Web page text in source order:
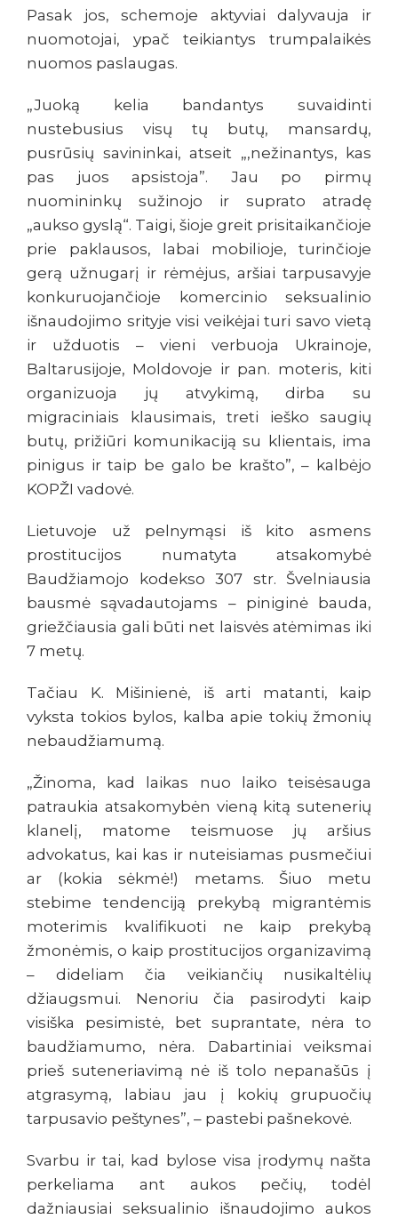
Pasak jos, schemoje aktyviai dalyvauja ir
nuomotojai, ypač teikiantys trumpalaikės
nuomos paslaugas.
„Juoką kelia bandantys suvaidinti
nustebusius visų tų butų, mansardų,
pusrūsių savininkai, atseit „,nežinantys, kas
pas juos apsistoja”. Jau po pirmų
nuomininkų sužinojo ir suprato atradę
„aukso gyslą“. Taigi, šioje greit prisitaikančioje
prie paklausos, labai mobilioje, turinčioje
gerą užnugarį ir rėmėjus, aršiai tarpusavyje
konkuruojančioje komercinio seksualinio
išnaudojimo srityje visi veikėjai turi savo vietą
ir užduotis – vieni verbuoja Ukrainoje,
Baltarusijoje, Moldovoje ir pan. moteris, kiti
organizuoja jų atvykimą, dirba su
migraciniais klausimais, treti ieško saugių
butų, prižiūri komunikaciją su klientais, ima
pinigus ir taip be galo be krašto”, – kalbėjo
KOPŽI vadovė.
Lietuvoje už pelnymąsi iš kito asmens
prostitucijos numatyta atsakomybė
Baudžiamojo kodekso 307 str. Švelniausia
bausmė sąvadautojams – piniginė bauda,
griežčiausia gali būti net laisvės atėmimas iki
7 metų.
Tačiau K. Mišinienė, iš arti matanti, kaip
vyksta tokios bylos, kalba apie tokių žmonių
nebaudžiamumą.
„Žinoma, kad laikas nuo laiko teisėsauga
patraukia atsakomybėn vieną kitą sutenerių
klanelį, matome teismuose jų aršius
advokatus, kai kas ir nuteisiamas pusmečiui
ar (kokia sėkmė!) metams. Šiuo metu
stebime tendenciją prekybą migrantėmis
moterimis kvalifikuoti ne kaip prekybą
žmonėmis, o kaip prostitucijos organizavimą
– dideliam čia veikiančių nusikaltėlių
džiaugsmui. Nenoriu čia pasirodyti kaip
visiška pesimistė, bet suprantate, nėra to
baudžiamumo, nėra. Dabartiniai veiksmai
prieš suteneriavimą nė iš tolo nepanašūs į
atgrasymą, labiau jau į kokių grupuočių
tarpusavio peštynes”, – pastebi pašnekovė.
Svarbu ir tai, kad bylose visa įrodymų našta
perkeliama ant aukos pečių, todėl
dažniausiai seksualinio išnaudojimo aukos